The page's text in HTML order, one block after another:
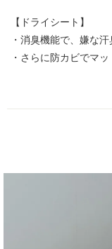
【ドライシート】
・消臭機能で、嫌な
・さらに防カビでマ